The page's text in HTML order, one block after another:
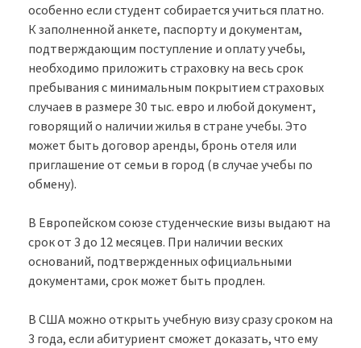
особенно если студент собирается учиться платно.
К заполненной анкете, паспорту и документам,
подтверждающим поступление и оплату учебы,
необходимо приложить страховку на весь срок
пребывания с минимальным покрытием страховых
случаев в размере 30 тыс. евро и любой документ,
говорящий о наличии жилья в стране учебы. Это
может быть договор аренды, бронь отеля или
приглашение от семьи в город (в случае учебы по
обмену).
В Европейском союзе студенческие визы выдают на
срок от 3 до 12 месяцев. При наличии веских
оснований, подтвержденных официальными
документами, срок может быть продлен.
В США можно открыть учебную визу сразу сроком на
3 года, если абитуриент сможет доказать, что ему